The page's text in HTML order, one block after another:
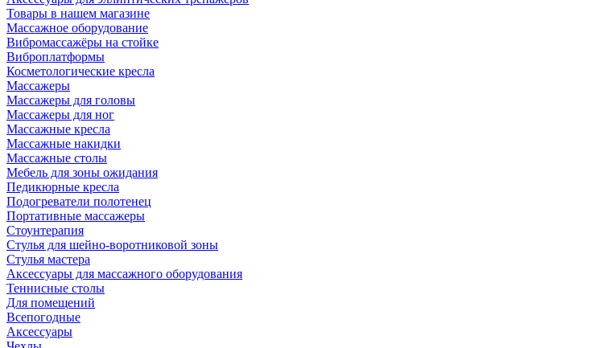
Товары в нашем магазине
Массажное оборудование
Вибромассажёры на стойке
Виброплатформы
Косметологические кресла
Массажеры
Массажеры для головы
Массажеры для ног
Массажные кресла
Массажные накидки
Массажные столы
Мебель для зоны ожидания
Педикюрные кресла
Подогреватели полотенец
Портативные массажеры
Стоунтерапия
Стулья для шейно-воротниковой зоны
Стулья мастера
Аксессуары для массажного оборудования
Теннисные столы
Для помещений
Всепогодные
Аксессуары